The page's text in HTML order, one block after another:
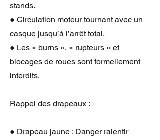
stands.
● Circulation moteur tournant avec un
casque jusqu’à l’arrêt total.
● Les « burns », « rupteurs » et
blocages de roues sont formellement
interdits.
Rappel des drapeaux :
● Drapeau jaune : Danger ralentir